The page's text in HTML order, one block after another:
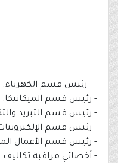
- - رئيس قسم الكهرباء.
- رئيس قسم الميكانيكا.
- رئيس قسم التبريد
- رئيس قسم
- رئيس قسم الأعمال
- أخصائي مراقبة تكاليف.